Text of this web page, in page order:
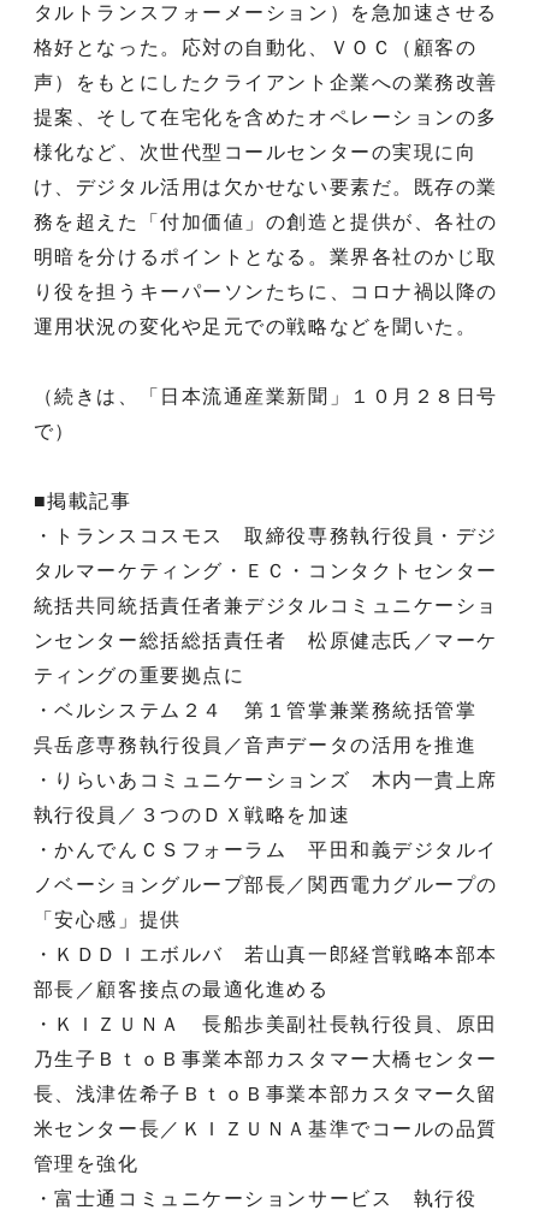
タルトランスフォーメーション）を急加速させる
格好となった。応対の自動化、ＶＯＣ（顧客の
声）をもとにしたクライアント企業への業務改善
提案、そして在宅化を含めたオペレーションの多
様化など、次世代型コールセンターの実現に向
け、デジタル活用は欠かせない要素だ。既存の業
務を超えた「付加価値」の創造と提供が、各社の
明暗を分けるポイントとなる。業界各社のかじ取
り役を担うキーパーソンたちに、コロナ禍以降の
運用状況の変化や足元での戦略などを聞いた。
（続きは、「日本流通産業新聞」１０月２８日号
で）
■掲載記事
・トランスコスモス 取締役専務執行役員・デジ
タルマーケティング・ＥＣ・コンタクトセンター
統括共同統括責任者兼デジタルコミュニケーショ
ンセンター総括総括責任者 松原健志氏／マーケ
ティングの重要拠点に
・ベルシステム２４ 第１管掌兼業務統括管掌
呉岳彦専務執行役員／音声データの活用を推進
・りらいあコミュニケーションズ 木内一貴上席
執行役員／３つのＤＸ戦略を加速
・かんでんＣＳフォーラム 平田和義デジタルイ
ノベーショングループ部長／関西電力グループの
「安心感」提供
・ＫＤＤＩエボルバ 若山真一郎経営戦略本部本
部長／顧客接点の最適化進める
・ＫＩＺＵＮＡ 長船歩美副社長執行役員、原田
乃生子ＢｔｏＢ事業本部カスタマー大橋センター
長、浅津佐希子ＢｔｏＢ事業本部カスタマー久留
米センター長／ＫＩＺＵＮＡ基準でコールの品質
管理を強化
・富士通コミュニケーションサービス 執行役